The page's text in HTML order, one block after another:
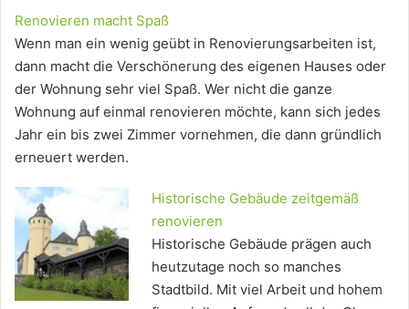
Renovieren macht Spaß
Wenn man ein wenig geübt in Renovierungsarbeiten ist,
dann macht die Verschönerung des eigenen Hauses oder
der Wohnung sehr viel Spaß. Wer nicht die ganze
Wohnung auf einmal renovieren möchte, kann sich jedes
Jahr ein bis zwei Zimmer vornehmen, die dann gründlich
erneuert werden.
Historische Gebäude zeitgemäß
renovieren
Historische Gebäude prägen auch
heutzutage noch so manches
Stadtbild. Mit viel Arbeit und hohem